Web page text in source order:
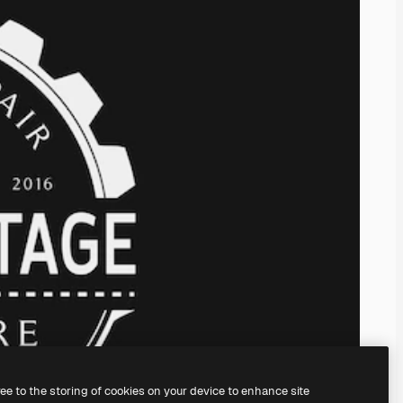
to the storing of cookies on your device to enhance site